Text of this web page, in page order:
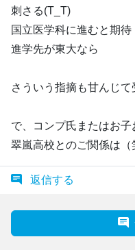
刺さる(T_T)
国立医学科に進むと期
進学先が東大なら
さういう指摘も甘んじ
で、コンプ氏またはお子
翠嵐高校とのご関係は（
返信する